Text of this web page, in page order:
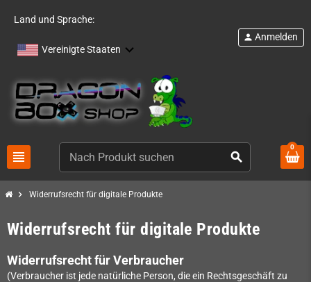
Land und Sprache:
Vereinigte Staaten
view_headline search
person Anmelden
0
chevron_right Widerrufsrecht für digitale Produkte
Widerrufsrecht für digitale Produkte
Widerrufsrecht für Verbraucher
(Verbraucher ist jede natürliche Person, die ein Rechtsgeschäft zu